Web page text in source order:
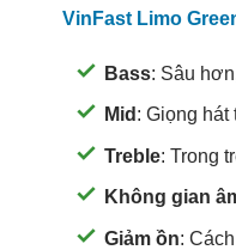
VinFast Limo
Bass: Sâu
Mid : Giọng hát
Treble: Trong
Không gian
Giảm ồn: